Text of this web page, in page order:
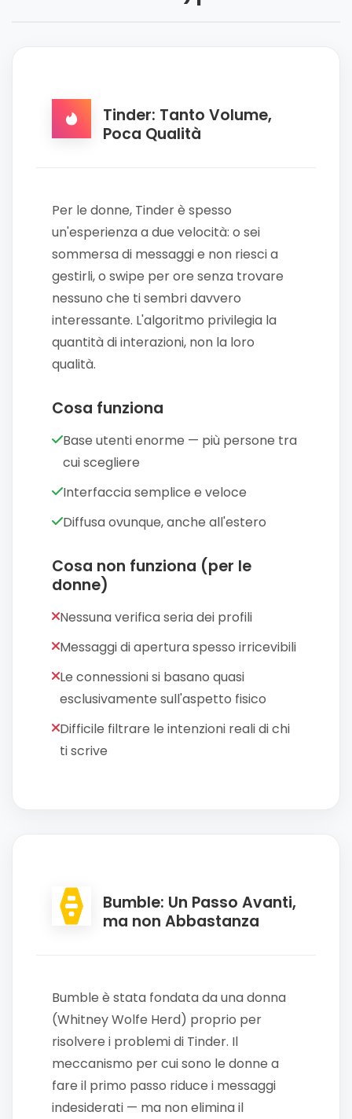
Tinder: Tanto Volume,
Poca Qualità
Per le donne, Tinder è spesso
un'esperienza a due velocità: o sei
sommersa di messaggi e non riesci a
gestirli, o swipe per ore senza trovare
nessuno che ti sembri davvero
interessante. L'algoritmo privilegia la
quantità di interazioni, non la loro
qualità.
Cosa funziona
Base utenti enorme — più persone tra
cui scegliere
Interfaccia semplice e veloce
Diffusa ovunque, anche all'estero
Cosa non funziona (per le
donne)
Nessuna verifica seria dei profili
Messaggi di apertura spesso irricevibili
Le connessioni si basano quasi
esclusivamente sull'aspetto fisico
Difficile filtrare le intenzioni reali di chi
ti scrive
Bumble: Un Passo Avanti,
ma non Abbastanza
Bumble è stata fondata da una donna
(Whitney Wolfe Herd) proprio per
risolvere i problemi di Tinder. Il
meccanismo per cui sono le donne a
fare il primo passo riduce i messaggi
indesiderati — ma non elimina il